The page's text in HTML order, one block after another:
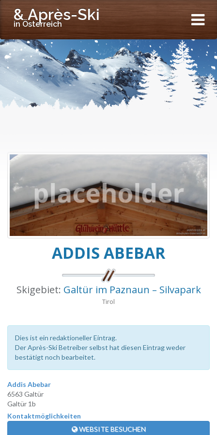
& Après-Ski
in Österreich
ADDIS ABEBAR
Skigebiet: Galtür im Paznaun – Silvapark
Tirol
Dies ist ein redaktioneller Eintrag.
Der Après-Ski Betreiber selbst hat diesen Eintrag weder
bestätigt noch bearbeitet.
Addis Abebar
6563 Galtür
Galtür 1b
Kontaktmöglichkeiten
WEBSITE BESUCHEN